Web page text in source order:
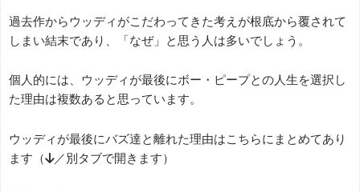
過去作からウッディがこだわってきた考えが根底から覆されて
しまい結末であり、「なぜ」と思う人は多いでしょう。
個人的には、ウッディが最後にボー・ピープとの人生を選択し
た理由は複数あると思っています。
ウッディが最後にバズ達と離れた理由はこちらにまとめてあり
ます（↓／別タブで開きます）